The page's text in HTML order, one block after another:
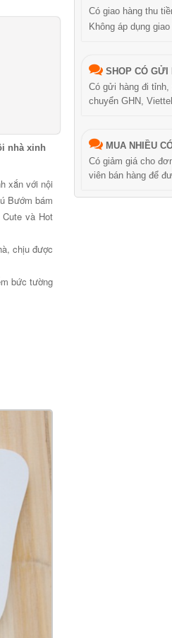
nhà xinh
xắn với nội
Bướm bám
và Hot
chịu được
bức tường
Có giao hàng thu
Không áp dụng
SHOP CÓ GỬI
Có gửi hàng đi
chuyển GHN,
MUA NHIỀU
Có giảm giá cho
viên bán hàng để